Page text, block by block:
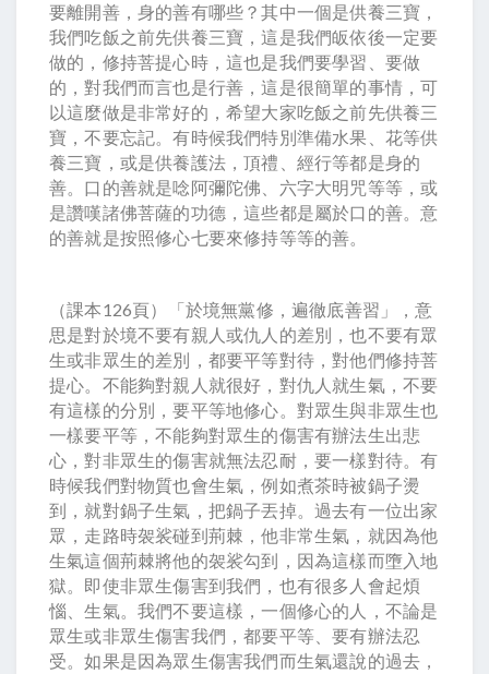
要離開善，身的善有哪些？其中一個是供養三寶，
我們吃飯之前先供養三寶，這是我們皈依後一定要
做的，修持菩提心時，這也是我們要學習、要做
的，對我們而言也是行善，這是很簡單的事情，可
以這麼做是非常好的，希望大家吃飯之前先供養三
寶，不要忘記。有時候我們特別準備水果、花等供
養三寶，或是供養護法，頂禮、經行等都是身的
善。口的善就是唸阿彌陀佛、六字大明咒等等，或
是讚嘆諸佛菩薩的功德，這些都是屬於口的善。意
的善就是按照修心七要來修持等等的善。
（課本126頁）「於境無黨修，遍徹底善習」，意
思是對於境不要有親人或仇人的差別，也不要有眾
生或非眾生的差別，都要平等對待，對他們修持菩
提心。不能夠對親人就很好，對仇人就生氣，不要
有這樣的分別，要平等地修心。對眾生與非眾生也
一樣要平等，不能夠對眾生的傷害有辦法生出悲
心，對非眾生的傷害就無法忍耐，要一樣對待。有
時候我們對物質也會生氣，例如煮茶時被鍋子燙
到，就對鍋子生氣，把鍋子丟掉。過去有一位出家
眾，走路時袈裟碰到荊棘，他非常生氣，就因為他
生氣這個荊棘將他的袈裟勾到，因為這樣而墮入地
獄。即使非眾生傷害到我們，也有很多人會起煩
惱、生氣。我們不要這樣，一個修心的人，不論是
眾生或非眾生傷害我們，都要平等、要有辦法忍
受。如果是因為眾生傷害我們而生氣還說的過去，